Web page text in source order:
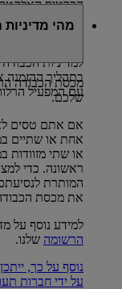
הכרטיס
על הזמנתכם,
חברת תעופה –
אתר האינטרנט
למדיניות
בתהליך ההזמנה
עם המפעיל
מהי
מכסת הכבודה
שלכם.
אם אתם טסים
ראשונה. כדי
המותרת
את מכסת
למידע נוסף על
הרשומה שלנו.
נוסף על כך,
על ידי חברות